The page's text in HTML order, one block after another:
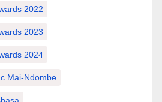
2022
2023
2024
Mai-Ndombe